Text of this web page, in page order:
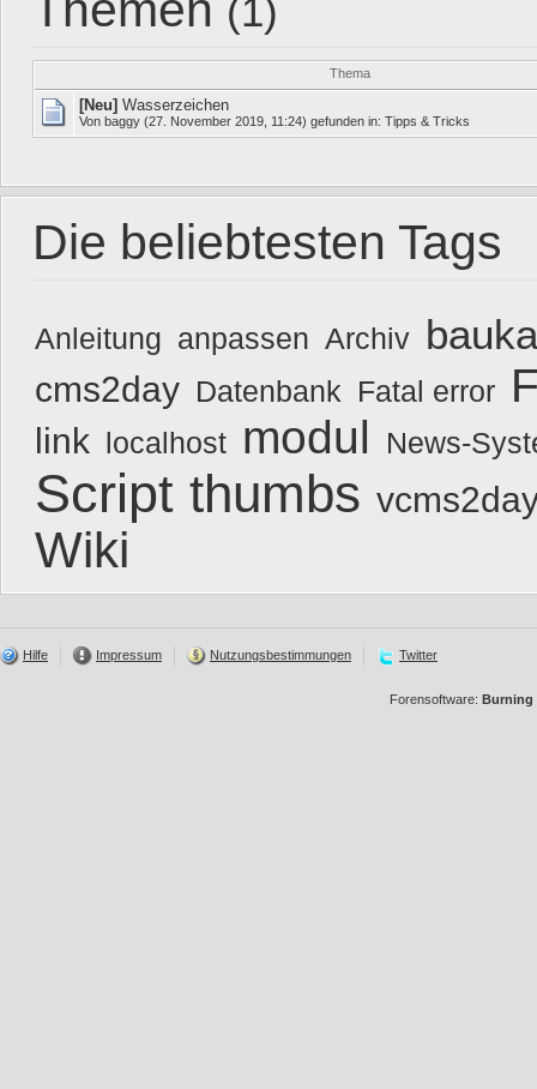
(1)
Thema
[Neu] Wasserzeichen
Von baggy (27. November 2019, 11:24) gefunden in: Tipps & Tricks
Die beliebtesten Tags
Anleitung anpassen Archiv
cms2day Datenbank Fatal error
link localhost modul News-
Script thumbs
Wiki
Hilfe Impressum Nutzungsbestimmungen Twitter
Forensoftware: Burning